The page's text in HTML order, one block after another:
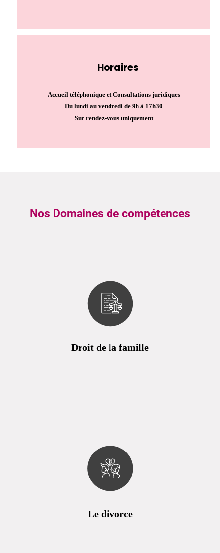
Horaires
Accueil téléphonique et Consultations juridiques
Du lundi au vendredi de 9h à 17h30
Sur rendez-vous uniquement
Nos Domaines de compétences
Droit de la famille
Le divorce